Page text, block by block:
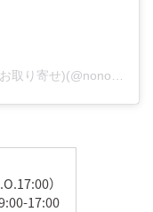
なかにしののか(毎日お抹茶スイーツ・お取り寄せ)(@nonoka17229033)がシェアした投稿
）
17:00